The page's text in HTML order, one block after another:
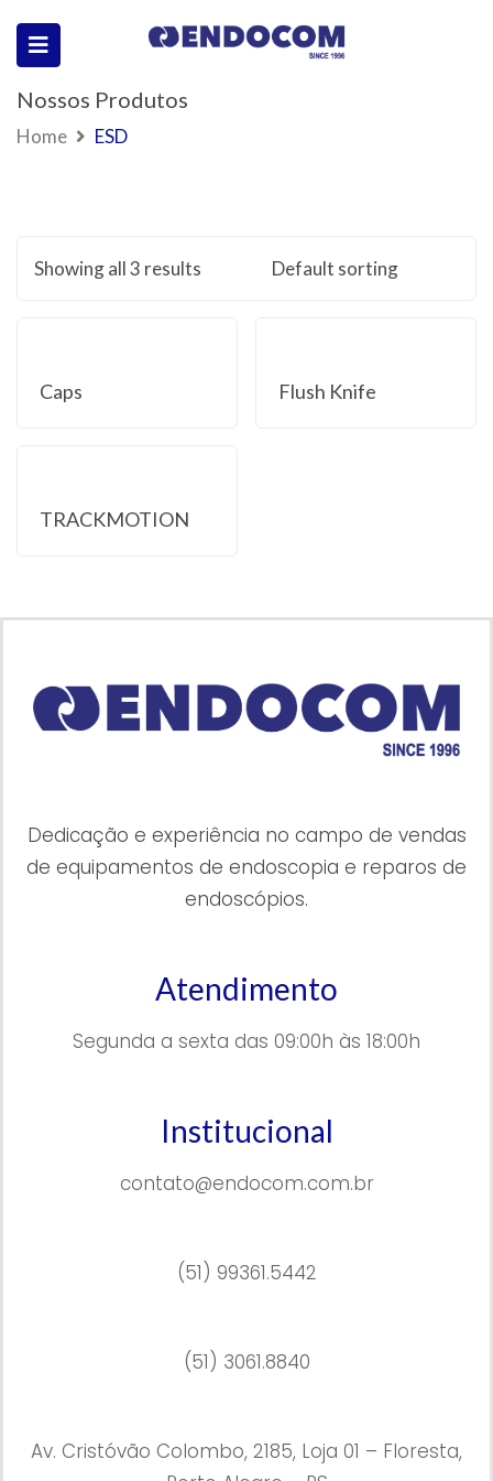
Nossos Produtos
Home ESD
Showing all 3 results
Caps Flush Knife
TRACKMOTION
Dedicação e experiência no campo de vendas
de equipamentos de endoscopia e reparos de
endoscópios.
Atendimento
Segunda a sexta das 09:00h às 18:00h
Institucional
contato@endocom.com.br
(51) 99361.5442
(51) 3061.8840
Av. Cristóvão Colombo, 2185, Loja 01 – Floresta,